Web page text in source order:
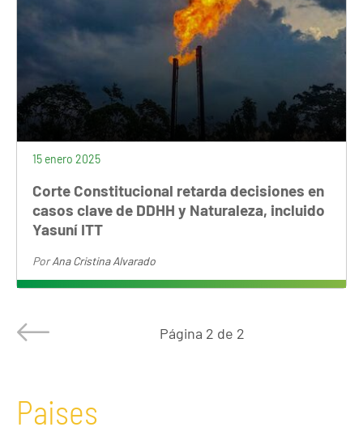
15 enero 2025
Corte Constitucional retarda decisiones en
casos clave de DDHH y Naturaleza, incluido
Yasuní ITT
PorAna Cristina Alvarado
Página 2 de 2
Paises